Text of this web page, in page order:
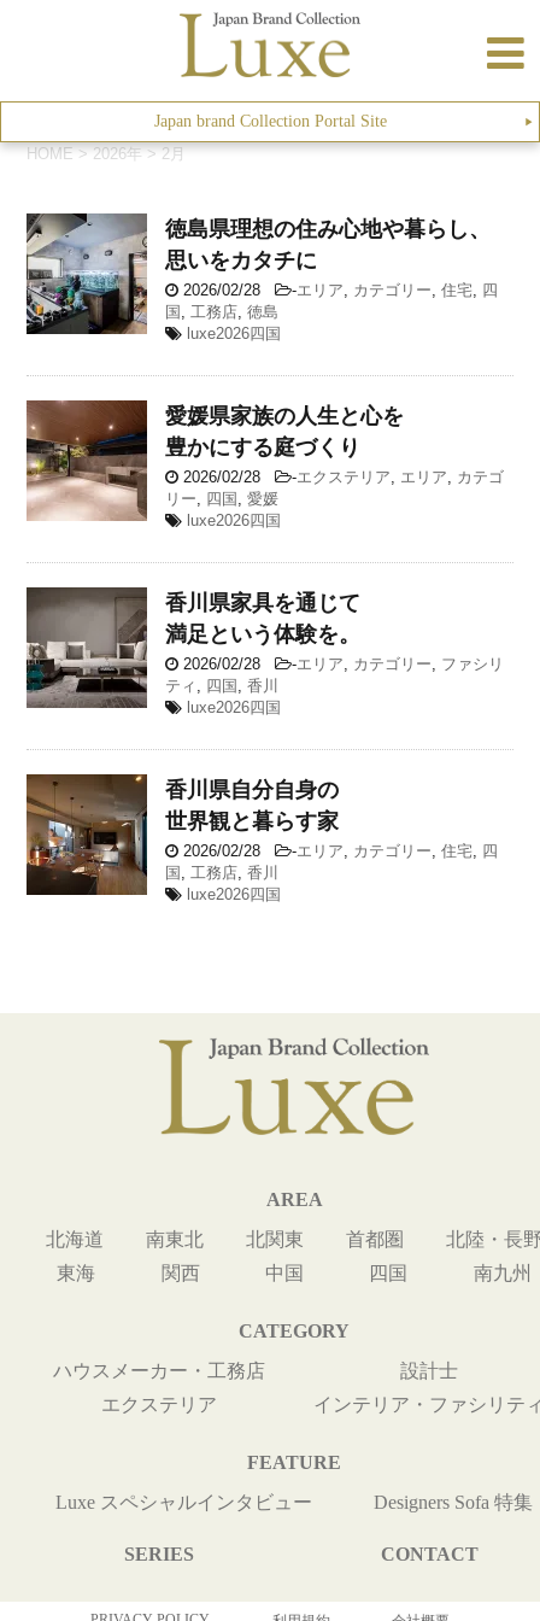
Japan brand Collection Portal Site ▶︎
HOME > 2026年 > 2月
徳島県理想の住み心地や暮らし、
思いをカタチに
2026/02/28 -エリア, カテゴリー,住宅, 四
国 ,工務店,徳島
luxe2026四国
愛媛県家族の人生と心を
豊かにする庭づくり
2026/02/28 -エクステリア, エリア, カテゴ
リー, 四国 ,愛媛
luxe2026四国
香川県家具を通じて
満足という体験を。
2026/02/28 -エリア, カテゴリー, ファシリ
ティ , 四国 ,香川
luxe2026四国
香川県自分自身の
世界観と暮らす家
2026/02/28 -エリア, カテゴリー,住宅, 四
国 ,工務店,香川
luxe2026四国
AREA
北海道
南東北 北関東 首都圏
北陸・長
東海
関西 中国 四国 南九州
CATEGORY
ハウスメーカー・工務店
設計士
エクステリア
インテリア・ファシリテ
FEATURE
Luxe スペシャルインタビュー
Designers Sofa 特集
SERIES CONTACT